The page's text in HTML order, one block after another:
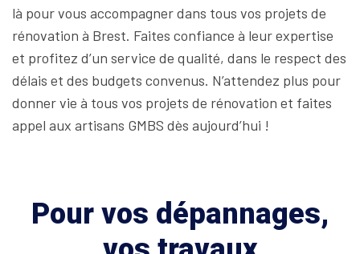
là pour vous accompagner dans tous vos projets de
rénovation à Brest. Faites confiance à leur expertise
et profitez d’un service de qualité, dans le respect des
délais et des budgets convenus. N’attendez plus pour
donner vie à tous vos projets de rénovation et faites
appel aux artisans GMBS dès aujourd’hui !
Pour vos dépannages,